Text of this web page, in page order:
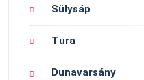
Sülysáp
Tura
Dunavarsány